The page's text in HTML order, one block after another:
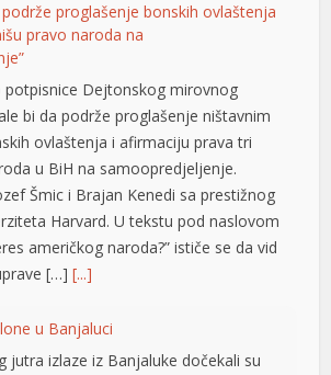
podrže proglašenje bonskih ovlaštenja
pravo naroda na
potpisnice Dejtonskog mirovnog
bi da podrže proglašenje ništavnim
ovlaštenja i afirmaciju prava tri
u BiH na samoopredjeljenje.
Šmic i Brajan Kenedi sa prestižnog
Harvard. U tekstu pod naslovom
američkog naroda?” ističe se da vid
[…][...]
u Banjaluci
jutra izlaze iz Banjaluke dočekali su